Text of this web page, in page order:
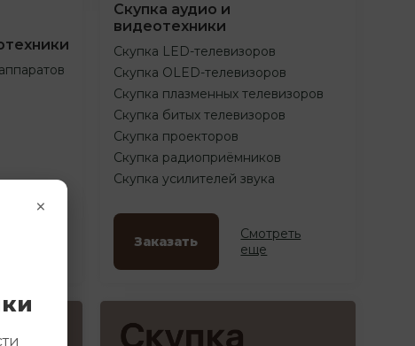
Скупка аудио и
видеотехники
Скупка LED-телевизоров
Скупка OLED-телевизоров
Скупка плазменных телевизоров
Скупка битых телевизоров
Скупка проекторов
Скупка радиоприёмников
Скупка усилителей звука
Заказать
Смотреть
еще
×